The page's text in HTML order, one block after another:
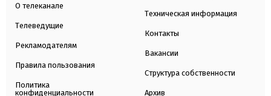
О телеканале
Телеведущие
Рекламодателям
Правила пользования
Политика
конфиденциальности
Техническая информация
Контакты
Вакансии
Структура собственности
Архив